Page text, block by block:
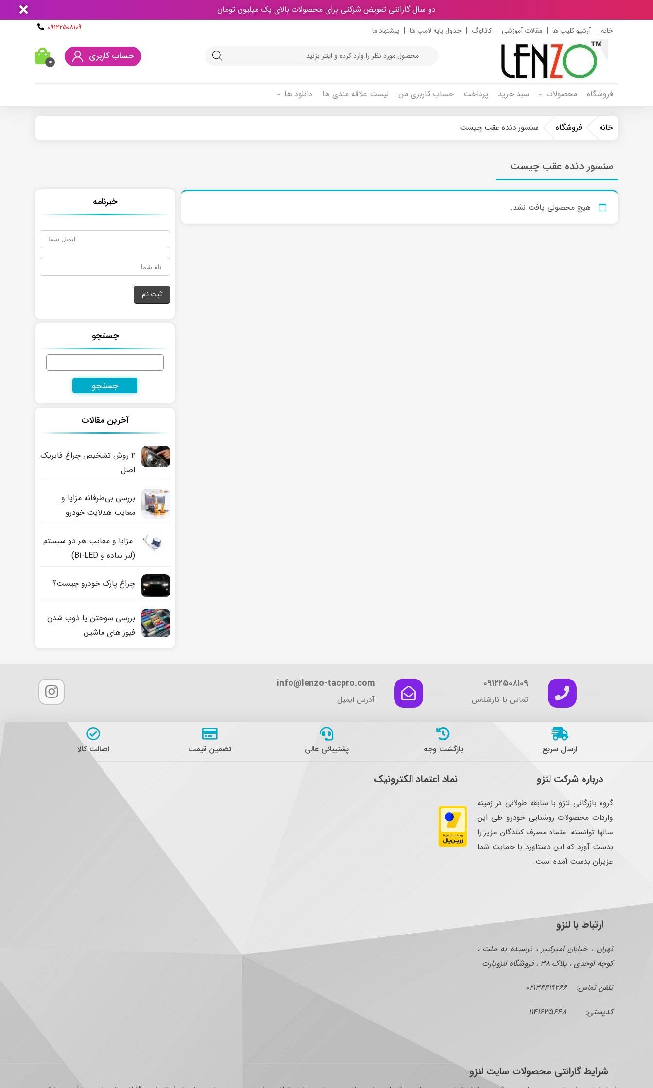
دو سال گارانتی تعویض شرکتی برای محصولات بالای یک میلیون تومان
۰۹۱۲۲۵۰۸۱۰۹ خانه آرشیو کلیپ ها مقالات آموزشی کاتالوگ جدول پایه لامپ ها پیشنهاد ما
search ۰ حساب کاربری
فروشگاه محصولات سبد خرید پرداخت حساب کاربری من لیست علاقه مندی ها دانلود ها
خانه فروشگاه سنسور دنده عقب چیست
سنسور دنده عقب چیست
هیچ محصولی یافت نشد. خبرنامه
جستجو
جستجو
آخرین مقالات
۴ روش تشخیص چراغ فابریک
اصل
بررسی بی‌طرفانه مزایا و
معایب هدلایت خودرو
مزایا و معایب هر دو سیستم
(لنز ساده و Bi-LED)
چراغ پارک خودرو چیست؟
بررسی سوختن یا ذوب شدن
فیوز های ماشین
۰۹۱۲۲۵۰۸۱۰۹
تماس با کارشناس
info@lenzo-tacpro.com
آدرس ایمیل
ارسال سریع بازگشت وجه پشتیبانی عالی تضمین قیمت اصالت کالا
درباره شرکت لنزو
گروه بازرگانی لنزو با سابقه طولانی در زمینه
واردات محصولات روشنایی خودرو طی این
سالها توانسته اعتماد مصرف کنندگان عزیز را
بدست آورد که این دستاورد با حمایت شما
عزیزان بدست آمده است.
نماد اعتماد الکترونیک
ارتباط با لنزو
تهران ، خیابان امیرکبیر ، نرسیده به ملت ،
کوچه اوحدی ، پلاک ۳۸ ، فروشگاه لنزوپارت
تلفن تماس: ۰۲۱۳۶۴۱۹۲۶۶
کدپستی: ۱۱۴۱۶۳۵۶۴۸
شرایط گارانتی محصولات سایت لنزو